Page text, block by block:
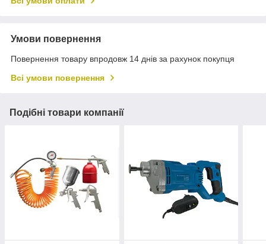
Умови повернення
Повернення товару впродовж 14 днів за рахунок покупця
Всі умови повернення
Подібні товари компанії